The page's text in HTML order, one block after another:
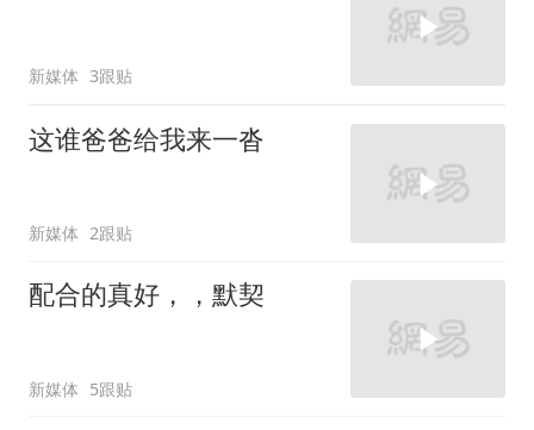
新媒体 3跟贴
这谁爸爸给我来一沓
新媒体 2跟贴
配合的真好，，默契
新媒体 5跟贴